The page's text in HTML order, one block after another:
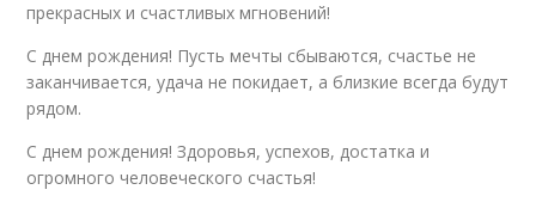
прекрасных и счастливых мгновений!
С днем рождения! Пусть мечты сбываются, счастье не
заканчивается, удача не покидает, а близкие всегда будут
рядом.
С днем рождения! Здоровья, успехов, достатка и
огромного человеческого счастья!